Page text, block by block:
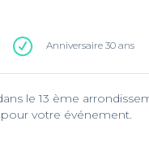
Anniversaire 30 ans
le 13 ème
votre événement.
afterworks